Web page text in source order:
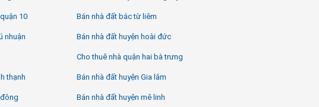
10
nhuận
thạnh
Bán nhà đất bắc từ liêm
Bán nhà đất huyện hoài đức
Cho thuê nhà quận hai bà trưng
Bán nhà đất huyện Gia lâm
Bán nhà đất huyện mê linh